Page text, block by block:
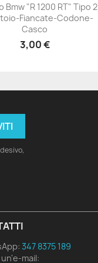
+23
Bmw "R 1200 RT" Tipo 2
Fiancate-Codone-
Casco
3,00 €
347 8375 189
mail: